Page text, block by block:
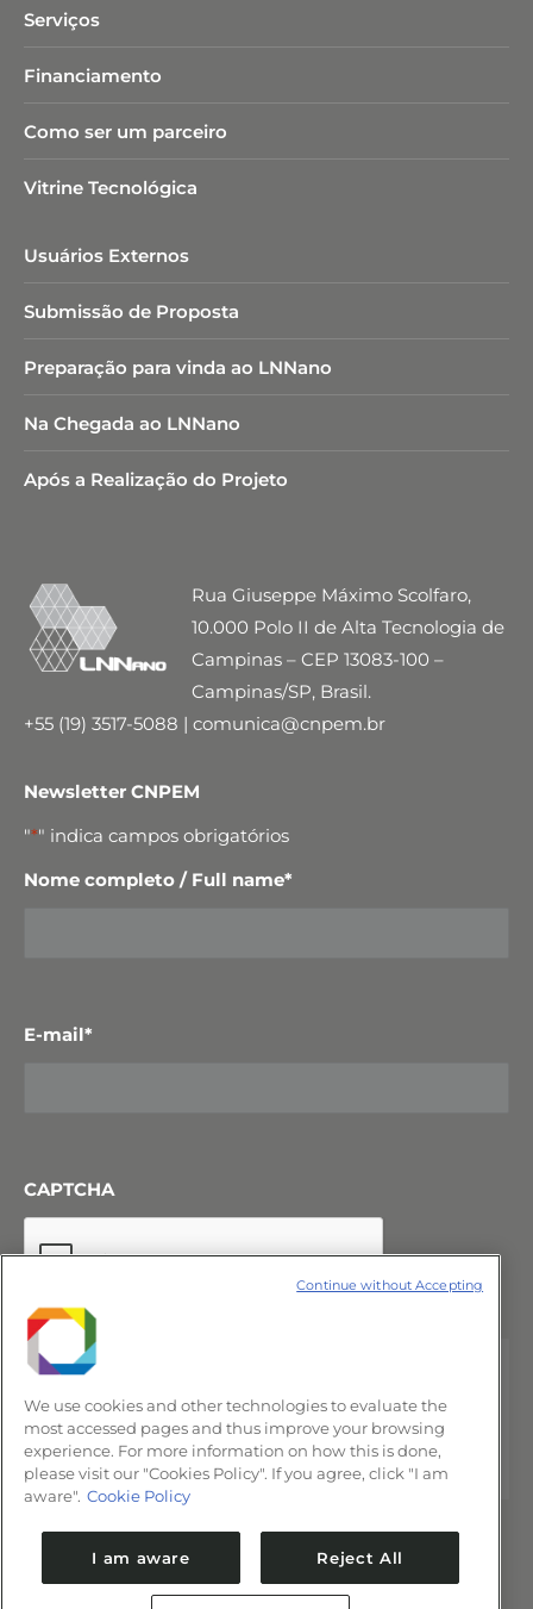
Serviços
Financiamento
Como ser um parceiro
Vitrine Tecnológica
Usuários Externos
Submissão de Proposta
Preparação para vinda ao LNNano
Na Chegada ao LNNano
Após a Realização do Projeto
Rua Giuseppe Máximo Scolfaro,
10.000 Polo II de Alta Tecnologia de
Campinas – CEP 13083-100 –
Campinas/SP, Brasil.
+55 (19) 3517-5088 | comunica@cnpem.br
Newsletter CNPEM
"*" indica campos obrigatórios
Nome completo / Full name*
E-mail*
CAPTCHA
We use cookies and other technologies to evaluate the
most accessed pages and thus improve your browsing
experience. For more information on how this is done,
please visit our "Cookies Policy". If you agree, click "I am
aware". Cookie Policy
I am aware Reject All
Continue without Accepting